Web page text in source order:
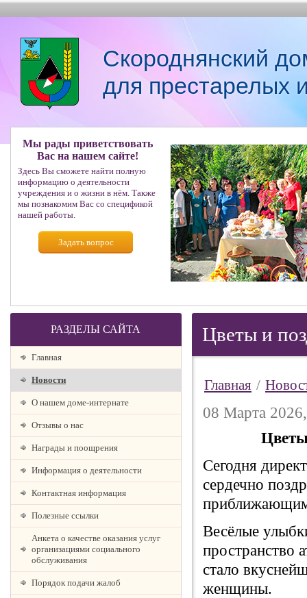
Скороднянский
для престарелых
Мы рады приветствовать
Вас на нашем сайте!
Здесь Вы сможете найти полную
информацию о деятельности
учреждения и о жизни в нём. Также
мы познакомим Вас со спецификой
нашей работы.
Задать вопрос
РАЗДЕЛЫ САЙТА
Главная
Новости
О нашем доме-интернате
Отзывы о нас
Награды и поощрения
Информация о деятельности
Контактная информация
Полезные ссылки
Анкета о качестве оказания услуг
организациями социального
обслуживания
Порядок подачи жалоб
Цветы и
Главная /
08 Марта
Сегодня
сердечно
Весёлые
пространство
стало
женщины.